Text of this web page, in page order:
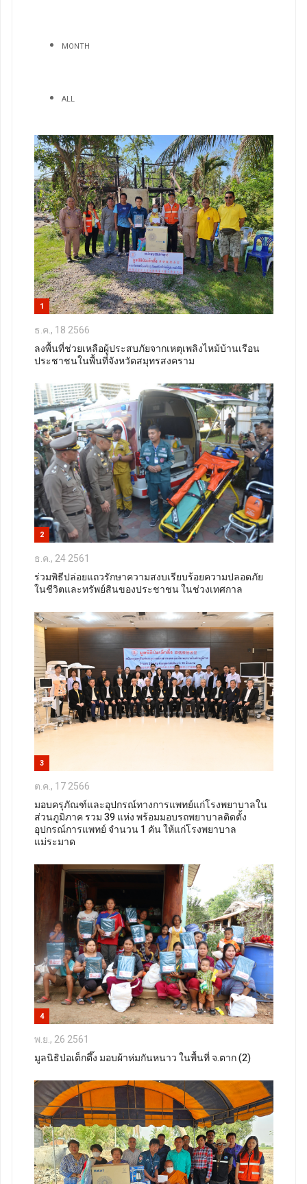
MONTH
ALL
1
ธ.ค., 18 2566
ลงพื้นที่ช่วยเหลือผู้ประสบภัยจากเหตุเพลิงไหม้บ้านเรือน
ประชาชนในพื้นที่จังหวัดสมุทรสงคราม
2
ธ.ค., 24 2561
ร่วมพิธีปล่อยแถวรักษาความสงบเรียบร้อยความปลอดภัย
ในชีวิตและทรัพย์สินของประชาชน ในช่วงเทศกาล
3
ต.ค., 17 2566
มอบครุภัณฑ์และอุปกรณ์ทางการแพทย์แก่โรงพยาบาลใน
ส่วนภูมิภาค รวม 39 แห่ง พร้อมมอบรถพยาบาลติดตั้ง
อุปกรณ์การแพทย์ จำนวน 1 คัน ให้แก่โรงพยาบาล
แม่ระมาด
4
พ.ย., 26 2561
มูลนิธิป่อเต็กตึ๊ง มอบผ้าห่มกันหนาว ในพื้นที่ จ.ตาก (2)